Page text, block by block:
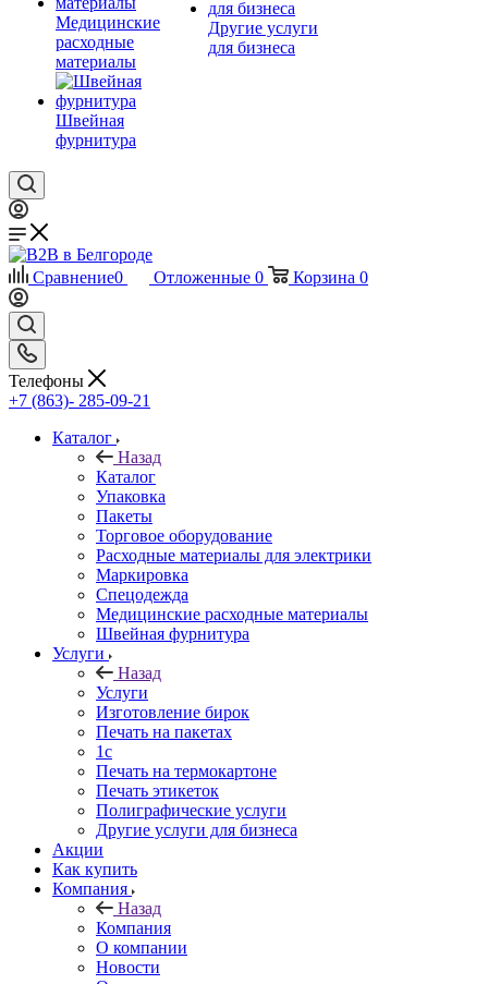
Медицинские
расходные
материалы
Швейная
фурнитура
Другие услуги
для бизнеса
Сравнение0 Отложенные 0 Корзина 0
Телефоны
+7 (863)- 285-09-21
Каталог
Назад
Каталог
Упаковка
Пакеты
Торговое оборудование
Расходные материалы для электрики
Маркировка
Спецодежда
Медицинские расходные материалы
Швейная фурнитура
Услуги
Назад
Услуги
Изготовление бирок
Печать на пакетах
1c
Печать на термокартоне
Печать этикеток
Полиграфические услуги
Другие услуги для бизнеса
Акции
Как купить
Компания
Назад
Компания
О компании
Новости